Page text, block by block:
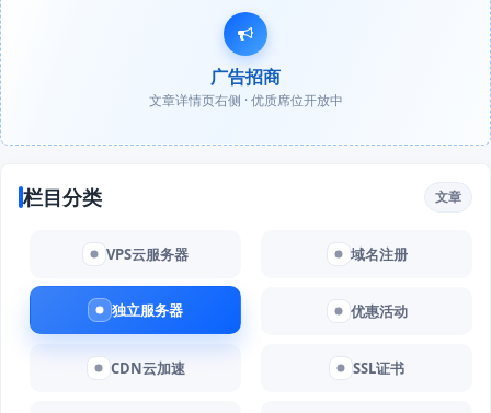
广告招商
文章详情页右侧 · 优质席位开放中
栏目分类 文章
VPS云服务器 域名注册
独立服务器 优惠活动
CDN云加速 SSL证书